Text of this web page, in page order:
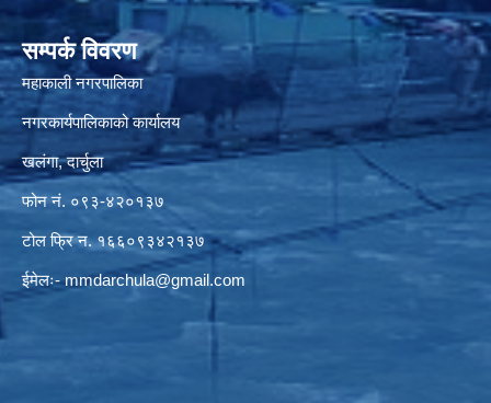
सम्पर्क विवरण
महाकाली नगरपालिका
नगरकार्यपालिकाको कार्यालय
खलंगा, दार्चुला
फोन नं. ०९३-४२०१३७
टोल फ्रि न. १६६०९३४२१३७
ईमेलः-mmdarchula@gmail.com